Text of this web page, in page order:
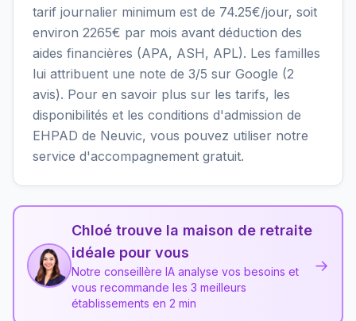
tarif journalier minimum est de 74.25€/jour, soit
environ 2265€ par mois avant déduction des
aides financières (APA, ASH, APL). Les familles
lui attribuent une note de 3/5 sur Google (2
avis). Pour en savoir plus sur les tarifs, les
disponibilités et les conditions d'admission de
EHPAD de Neuvic, vous pouvez utiliser notre
service d'accompagnement gratuit.
Chloé trouve la maison de retraite
idéale pour vous
Notre conseillère IA analyse vos besoins et
vous recommande les 3 meilleurs
établissements en 2 min
→